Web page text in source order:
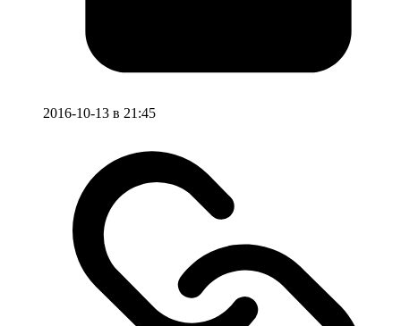
2016-10-13 в 21:45